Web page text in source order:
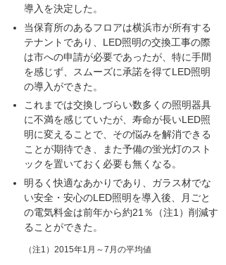
導入を決定した。
当保育所のあるフロアは横浜市が所有する
テナントであり、LED照明の交換工事の際
は市への申請が必要であったが、特に手間
を感じず、スムーズに承諾を得てLED照明
の導入ができた。
これまでは交換しづらい数多くの照明器具
に不満を感じていたが、寿命が長いLED照
明に変えることで、その悩みを解消できる
ことが期待でき、また予備の蛍光灯のスト
ックを置いておく必要も無くなる。
明るく快適なあかりであり、ガラス材でな
い安全・安心のLED照明を導入後、月ごと
の電気料金は前年から約21％（注1）削減す
ることができた。
（注1）2015年1月～7月の平均値